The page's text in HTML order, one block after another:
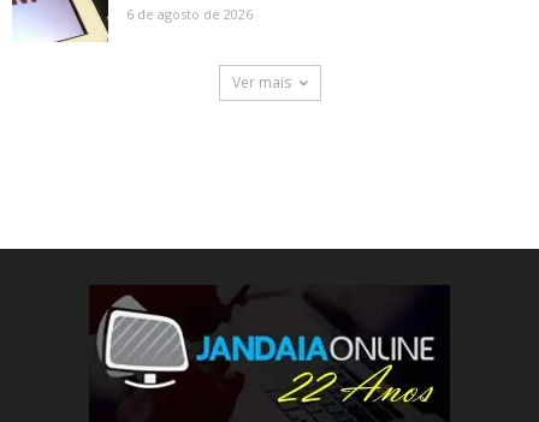
6 de agosto de 2026
Ver mais